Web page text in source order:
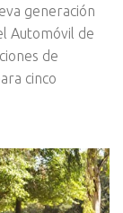
generación
Automóvil de
de
cinco